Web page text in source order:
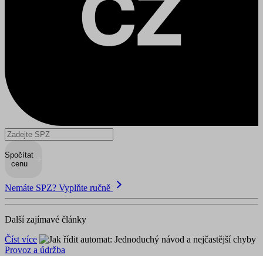
Spočítat
cenu
Nemáte SPZ? Vyplňte ručně
Další zajímavé články
Číst více
Provoz a údržba